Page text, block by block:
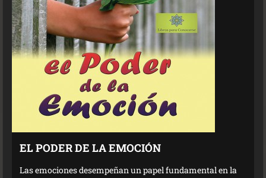
EL PODER DE LA EMOCIÓN
Las emociones desempeñan un papel fundamental en la